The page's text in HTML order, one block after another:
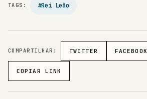
TAGS: #Rei Leão
COMPARTILHAR: TWITTER FACEBOOK
COPIAR LINK